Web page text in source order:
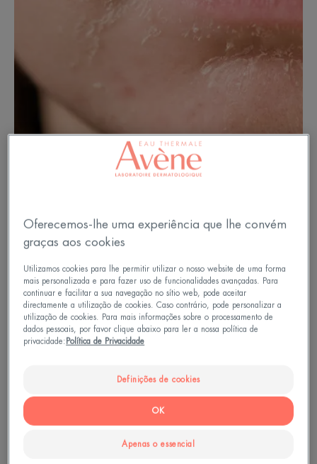
Porque é que a pele fica seca?
Já ouviu falar em "xerose"? Este é o termo
científico para pele seca. Esta sensação
desagradável tem várias causas. Fatores químicos
etc.). A idade também desempenha um papel na
secura da pele. 75% das pessoas com mais de 65
anos são afetadas. A epiderme torna-se mais fina
e a renovação celular mais lenta. Isto levanta
Oferecemos-lhe uma experiência que lhe convém
graças aos cookies
Utilizamos cookies para lhe permitir utilizar o nosso website de uma forma
mais personalizada e para fazer uso de funcionalidades avançadas. Para
continuar e facilitar a sua navegação no sítio web, pode aceitar
directamente a utilização de cookies. Caso contrário, pode personalizar a
utilização de cookies. Para mais informações sobre o processamento de
dados pessoais, por favor clique abaixo para ler a nossa política de
privacidade: Política de Privacidade
Definições de cookies
Apenas o essencial
OK